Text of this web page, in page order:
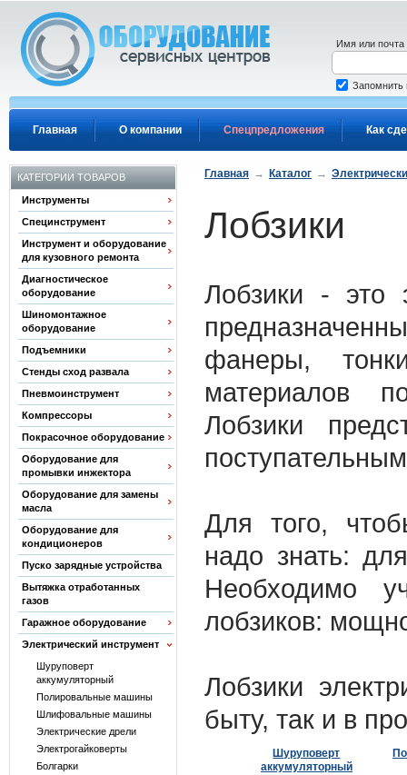
Главная О компании Спецпредложения Как
Имя или почта
Запомнить
КАТЕГОРИИ ТОВАРОВ
Инструменты
Специнструмент
Инструмент и оборудование
для кузовного ремонта
Диагностическое
оборудование
Шиномонтажное
оборудование
Подъемники
Стенды сход развала
Пневмоинструмент
Компрессоры
Покрасочное оборудование
Оборудование для
промывки инжектора
Оборудование для замены
масла
Оборудование для
кондиционеров
Пуско зарядные устройства
Вытяжка отработанных
газов
Гаражное оборудование
Электрический инструмент
Шуруповерт
аккумуляторный
Полировальные машины
Шлифовальные машины
Электрические дрели
Электрогайковерты
Болгарки
Главная → Каталог →
Лобзики
Лобзики - это
фанеры,
материалов
Лобзики
Для того,
надо знать:
Необходимо
лобзиков:
Лобзики
быту, так и в
Шуруповерт
аккумуляторный